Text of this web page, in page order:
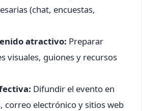
(chat, encuestas,
atractivo: Preparar
visuales, guiones y recursos
Difundir el evento en
correo electrónico y sitios web